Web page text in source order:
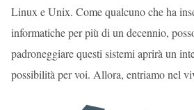
Linux e Unix. Come qualcuno che ha
informatiche per più di un decennio,
padroneggiare questi sistemi aprirà un
possibilità per voi. Allora, entriamo nel